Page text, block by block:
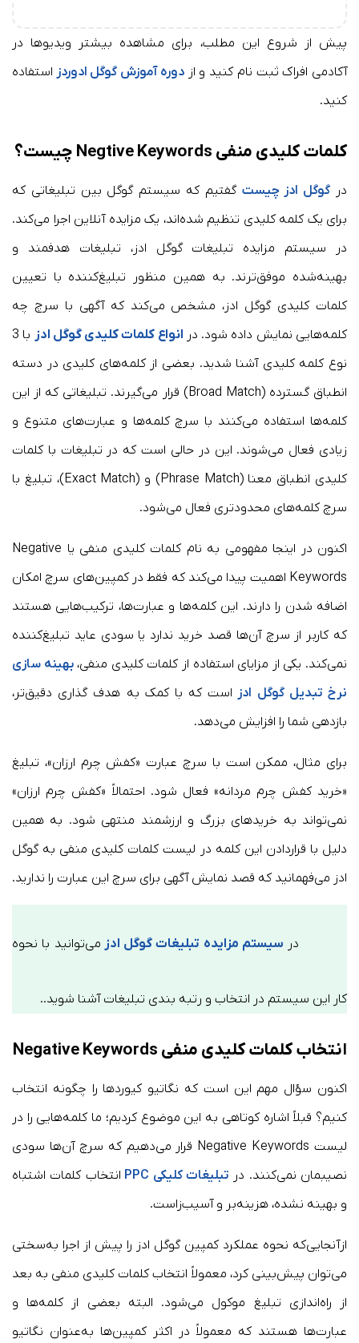
پیش از شروع این مطلب، برای مشاهده بیشتر ویدیوها در
آکادمی افراک ثبت نام کنید و ازدوره آموزش گوگل ادوردز استفاده
کنید.
کلمات کلیدی منفی Negtive Keywords چیست؟
در گوگل ادز چیست گفتیم که سیستم گوگل بین تبلیغاتی که
برای یک کلمه کلیدی تنظیم شده‌اند، یک مزایده آنلاین اجرا می‌کند.
در سیستم مزایده تبلیغات گوگل ادز، تبلیغات هدفمند و
بهینه‌شده موفق‌ترند. به همین منظور تبلیغ‌کننده با تعیین
کلمات کلیدی گوگل ادز، مشخص می‌کند که آگهی با سرچ چه
کلمه‌هایی نمایش داده شود. در انواع کلمات کلیدی گوگل ادز
با 3
نوع کلمه کلیدی آشنا شدید. بعضی از کلمه‌های کلیدی در دسته
انطباق گسترده (Broad Match) قرار می‌گیرند. تبلیغاتی که از این
کلمه‌ها استفاده می‌کنند با سرچ کلمه‌ها و عبارت‌های متنوع و
زیادی فعال می‌شوند. این در حالی است که در تبلیغات با کلمات
کلیدی انطباق معنا (Phrase Match) و (Exact Match)، تبلیغ با
سرچ کلمه‌های محدودتری فعال می‌شود.
اکنون در اینجا مفهومی به نام کلمات کلیدی منفی یا Negative
Keywords اهمیت پیدا می‌کند که فقط در کمپین‌های سرچ امکان
اضافه شدن را دارند. این کلمه‌ها و عبارت‌ها، ترکیب‌هایی هستند
که کاربر از سرچ آن‌ها قصد خرید ندارد یا سودی عاید تبلیغ‌کننده
نمی‌کند. یکی از مزایای استفاده از کلمات کلیدی منفی،بهینه سازی
نرخ تبدیل گوگل ادز است که با کمک به هدف گذاری دقیق‌تر،
بازدهی شما را افزایش می‌دهد.
برای مثال، ممکن است با سرچ عبارت «کفش چرم ارزان»، تبلیغ
«خرید کفش چرم مردانه» فعال شود. احتمالاً «کفش چرم ارزان»
نمی‌تواند به خریدهای بزرگ و ارزشمند منتهی شود. به همین
دلیل با قراردادن این کلمه در لیست کلمات کلیدی منفی به گوگل
ادز می‌فهمانید که قصد نمایش آگهی برای سرچ این عبارت را ندارید.
در سیستم مزایده تبلیغات گوگل ادز می‌توانید با نحوه
کار این سیستم در انتخاب و رتبه بندی تبلیغات آشنا شوید..
انتخاب کلمات کلیدی منفی Negative Keywords
اکنون سؤال مهم این است که نگاتیو کیوردها را چگونه انتخاب
کنیم؟ قبلاً اشاره کوتاهی به این موضوع کردیم؛ ما کلمه‌هایی را در
لیست Negative Keywords قرار می‌دهیم که سرچ آن‌ها سودی
نصیبمان نمی‌کنند. در تبلیغات کلیکی PPC
انتخاب کلمات اشتباه
و بهینه نشده، هزینه‌بر و آسیب‌زاست.
ازآنجایی‌که نحوه عملکرد کمپین گوگل ادز را پیش از اجرا به‌سختی
می‌توان پیش‌بینی کرد، معمولاً انتخاب کلمات کلیدی منفی به بعد
از راه‌اندازی تبلیغ موکول می‌شود. البته بعضی از کلمه‌ها و
عبارت‌ها هستند که معمولاً در اکثر کمپین‌ها به‌عنوان نگاتیو